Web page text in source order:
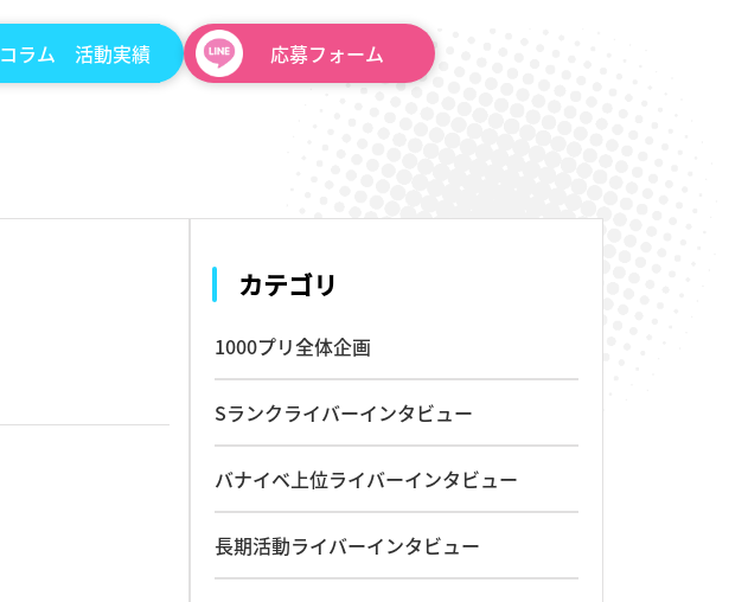
コラム 活動実績 応募フォーム
カテゴリ
1000プリ全体企画
Sランクライバーインタビュー
バナイベ上位ライバーインタビュー
長期活動ライバーインタビュー